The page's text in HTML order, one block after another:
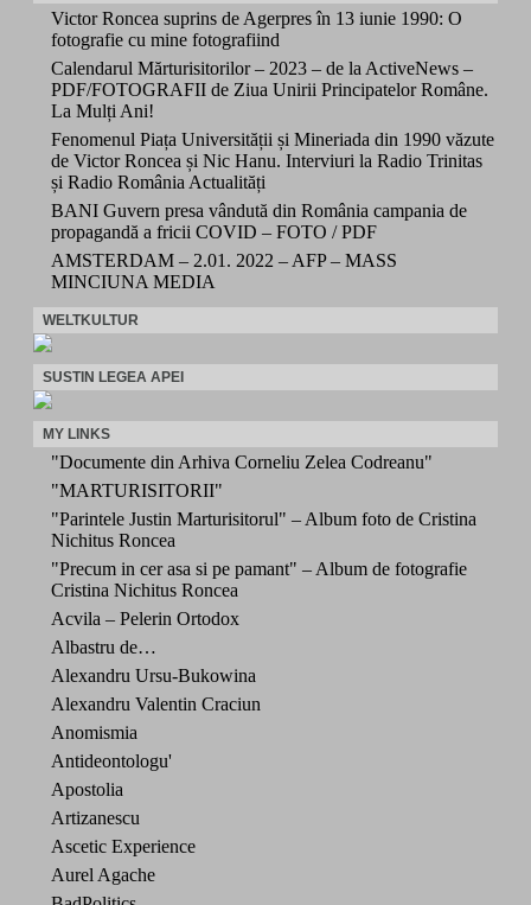
Victor Roncea suprins de Agerpres în 13 iunie 1990: O
fotografie cu mine fotografiind
Calendarul Mărturisitorilor – 2023 – de la ActiveNews –
PDF/FOTOGRAFII de Ziua Unirii Principatelor Române.
La Mulți Ani!
Fenomenul Piața Universității și Mineriada din 1990 văzute
de Victor Roncea și Nic Hanu. Interviuri la Radio Trinitas
și Radio România Actualități
BANI Guvern presa vândută din România campania de
propagandă a fricii COVID – FOTO / PDF
AMSTERDAM – 2.01. 2022 – AFP – MASS
MINCIUNA MEDIA
WELTKULTUR
SUSTIN LEGEA APEI
MY LINKS
"Documente din Arhiva Corneliu Zelea Codreanu"
"MARTURISITORII"
"Parintele Justin Marturisitorul" – Album foto de Cristina
Nichitus Roncea
"Precum in cer asa si pe pamant" – Album de fotografie
Cristina Nichitus Roncea
Acvila – Pelerin Ortodox
Albastru de…
Alexandru Ursu-Bukowina
Alexandru Valentin Craciun
Anomismia
Antideontologu'
Apostolia
Artizanescu
Ascetic Experience
Aurel Agache